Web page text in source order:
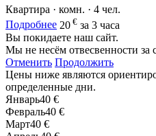
Квартира · комн. · 4 чел.
Подробнее 20 € за 3 часа
Вы покидаете наш сайт.
Мы не несём отвесвенности за
Отменить Продолжить
Цены ниже являются
определенные дни.
Январь40 €
Февраль40 €
Март40 €